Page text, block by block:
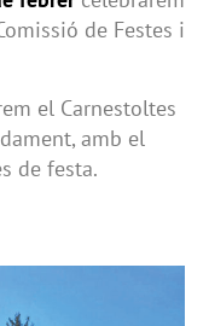
de Festes i
el Carnestoltes
amb el
de festa.